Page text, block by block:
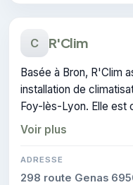
C R'Clim
Basée à Bron, R'Clim
installation de
Foy-lès-Lyon. Elle est
conformité sur les
Voir plus
ADRESSE
298 route Genas